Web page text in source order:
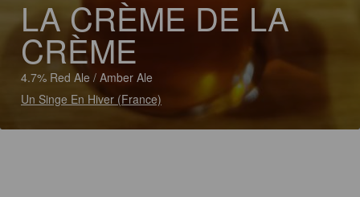
LA CRÈME DE LA
CRÈME
4.7% Red Ale / Amber Ale
Un Singe En Hiver (France)